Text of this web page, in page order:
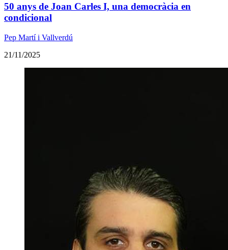
50 anys de Joan Carles I, una democràcia en
condicional
Pep Martí i Vallverdú
21/11/2025